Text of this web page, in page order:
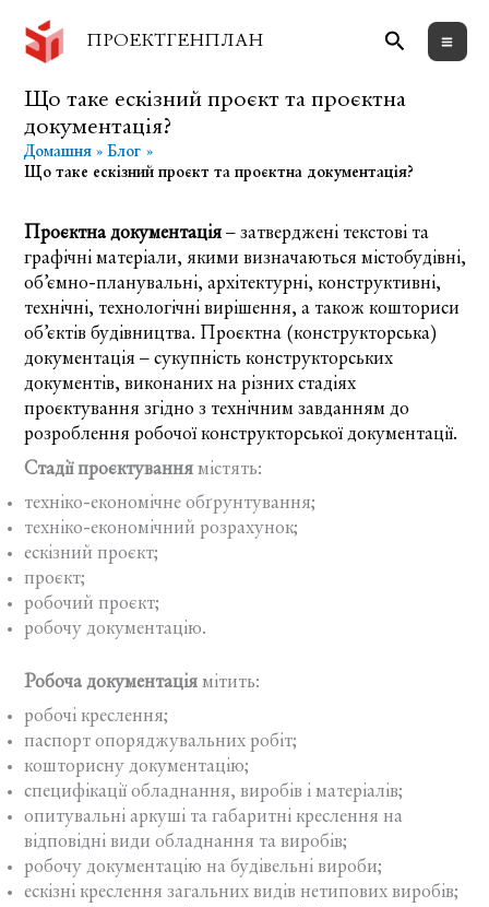
вмісту
ПРОЕКТГЕНПЛАН Пошук
Що таке ескізний проєкт та проєктна
документація?
Домашня
Блог
Що таке ескізний проєкт та проєктна документація?
Проєктна документація – затверджені текстові та
графічні матеріали, якими визначаються містобудівні,
об’ємно-планувальні, архітектурні, конструктивні,
технічні, технологічні вирішення, а також кошториси
об’єктів будівництва. Проєктна (конструкторська)
документація – сукупність конструкторських
документів, виконаних на різних стадіях
проєктування згідно з технічним завданням до
розроблення робочої конструкторської документації.
Стадії проєктування містять:
техніко-економічне обґрунтування;
техніко-економічний розрахунок;
ескізний проєкт;
проєкт;
робочий проєкт;
робочу документацію.
Робоча документація мітить:
робочі креслення;
паспорт опоряджувальних робіт;
кошторисну документацію;
специфікації обладнання, виробів і матеріалів;
опитувальні аркуші та габаритні креслення на
відповідні види обладнання та виробів;
робочу документацію на будівельні вироби;
ескізні креслення загальних видів нетипових виробів;